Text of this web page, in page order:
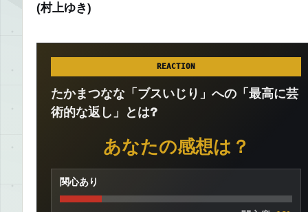
(村上ゆき)
REACTION
たかまつなな「ブスいじり」への「最高に芸
術的な返し」とは?
あなたの感想は？
関心あり